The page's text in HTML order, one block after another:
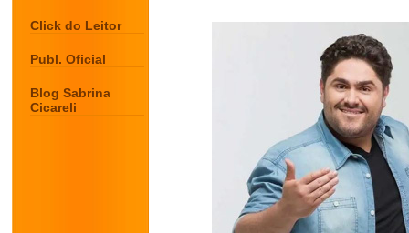
Click do Leitor
Publ. Oficial
Blog Sabrina
Cicareli